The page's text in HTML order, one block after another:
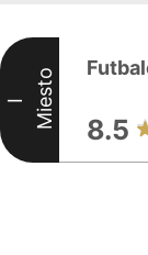
I Miesto 8.5